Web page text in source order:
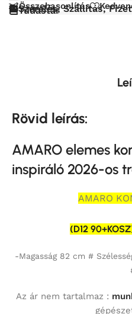
Összehasonlítás
Szerelés, Szállítás,
Tudástár
Rövid leírás:
AMARO elemes
inspiráló 2026-os
AMARO
(D12
-Magasság 82 cm #
Az ár nem tartalmaz :